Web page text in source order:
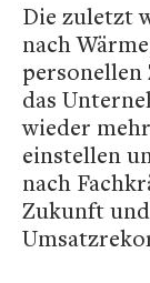
Die zuletzt
nach
personellen
das
wieder
einstellen
nach
Zukunft